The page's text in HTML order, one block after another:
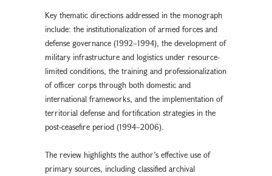
Key thematic directions addressed in the monograph
include: the institutionalization of armed forces and
defense governance (1992–1994), the development of
military infrastructure and logistics under resource-
limited conditions, the training and professionalization
of officer corps through both domestic and
international frameworks, and the implementation of
territorial defense and fortification strategies in the
post-ceasefire period (1994–2006).
The review highlights the author’s effective use of
primary sources, including classified archival